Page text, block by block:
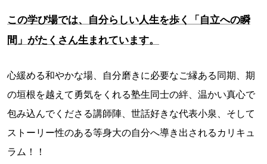
この学び場では、自分らしい人生を歩く「自立への瞬
間」がたくさん生まれています。
心緩める和やかな場、自分磨きに必要なご縁ある同期、期
の垣根を越えて勇気をくれる塾生同士の絆、温かい真心で
包み込んでくださる講師陣、世話好きな代表小泉、そして
ストーリー性のある等身大の自分へ導き出されるカリキュ
ラム！！